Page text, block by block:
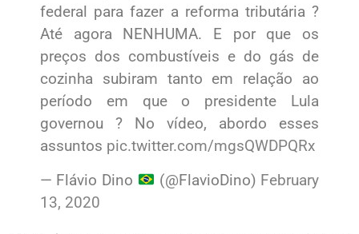
federal para fazer a reforma tributária ?
Até agora NENHUMA. E por que os
preços dos combustíveis e do gás de
cozinha subiram tanto em relação ao
período em que o presidente Lula
governou ? No vídeo, abordo esses
assuntos pic.twitter.com/mgsQWDPQRx
— Flávio Dino
(@FlavioDino) February
13, 2020